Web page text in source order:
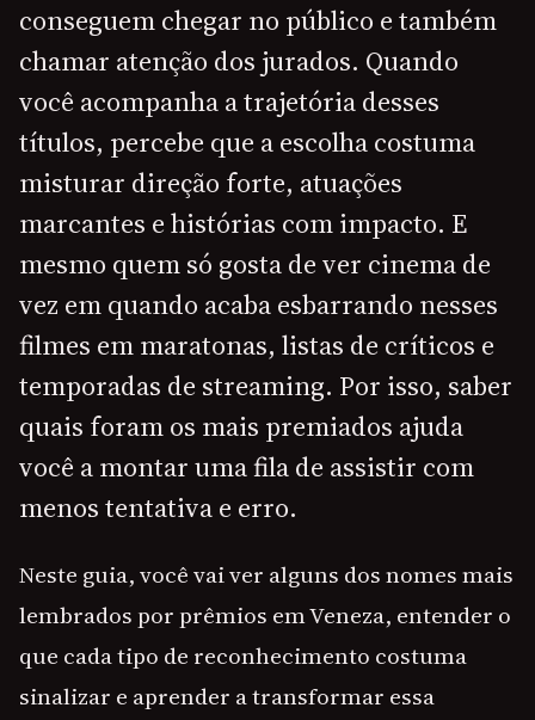
conseguem chegar no público e também
chamar atenção dos jurados. Quando
você acompanha a trajetória desses
títulos, percebe que a escolha costuma
misturar direção forte, atuações
marcantes e histórias com impacto. E
mesmo quem só gosta de ver cinema de
vez em quando acaba esbarrando nesses
filmes em maratonas, listas de críticos e
temporadas de streaming. Por isso, saber
quais foram os mais premiados ajuda
você a montar uma fila de assistir com
menos tentativa e erro.
Neste guia, você vai ver alguns dos nomes mais
lembrados por prêmios em Veneza, entender o
que cada tipo de reconhecimento costuma
sinalizar e aprender a transformar essa